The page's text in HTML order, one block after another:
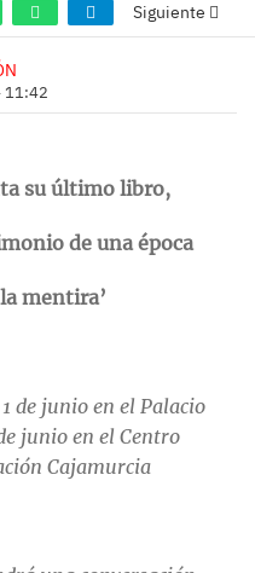
Siguiente
11:42
su último libro,
de una época
mentira’
de junio en el Palacio
junio en el Centro
Cajamurcia